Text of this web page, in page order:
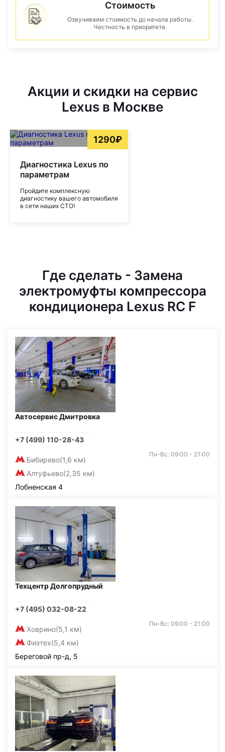
Стоимость
Озвучиваем стоимость до начала работы.
Честность в приоритете.
Акции и скидки на сервис
Lexus в Москве
1290₽
Диагностика Lexus по
параметрам
Пройдите комплексную
диагностику вашего автомобиля
в сети наших СТО!
Где сделать - Замена
электромуфты компрессора
кондиционера Lexus RC F
Автосервис Дмитровка
+7 (499) 110-28-43
Бибирево(1,6 км)
Алтуфьево(2,35 км)
Пн-Вс: 09:00 - 21:00
Лобненская 4
Техцентр Долгопрудный
+7 (495) 032-08-22
Ховрино(5,1 км)
Физтех(5,4 км)
Пн-Вс: 09:00 - 21:00
Береговой пр-д, 5